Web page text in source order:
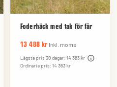
Foderhäck med tak för får
13 488 kr Inkl. moms
Lägsta pris 30 dagar: 14 363 kr
Ordinarie pris: 14 363 kr